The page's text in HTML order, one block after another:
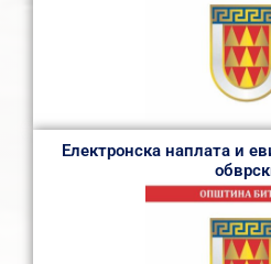
Електронска наплата и